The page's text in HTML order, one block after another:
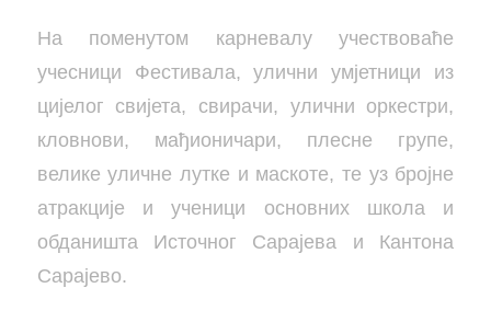
На поменутом карневалу учествоваће
учесници Фестивала, улични умјетници из
цијелог свијета, свирачи, улични оркестри,
кловнови, мађионичари, плесне групе,
велике уличне лутке и маскоте, те уз бројне
атракције и ученици основних школа и
обданишта Источног Сарајева и Кантона
Сарајево.